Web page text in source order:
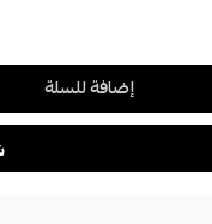
إضافة للسلة